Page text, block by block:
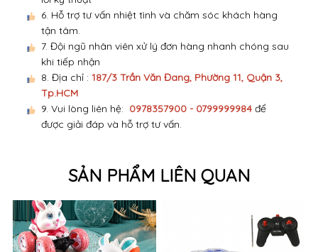
6. Hỗ trợ tư vấn nhiệt tình và chăm sóc khách hàng
tận tâm.
7. Đội ngũ nhân viên xử lý đơn hàng nhanh chóng sau
khi tiếp nhận
8. Địa chỉ : 187/3 Trần Văn Đang, Phường 11, Quận 3,
Tp.HCM
9. Vui lòng liên hệ: 0978357900 - 0799999984 để
được giải đáp và hỗ trợ tư vấn.
SẢN PHẨM LIÊN QUAN